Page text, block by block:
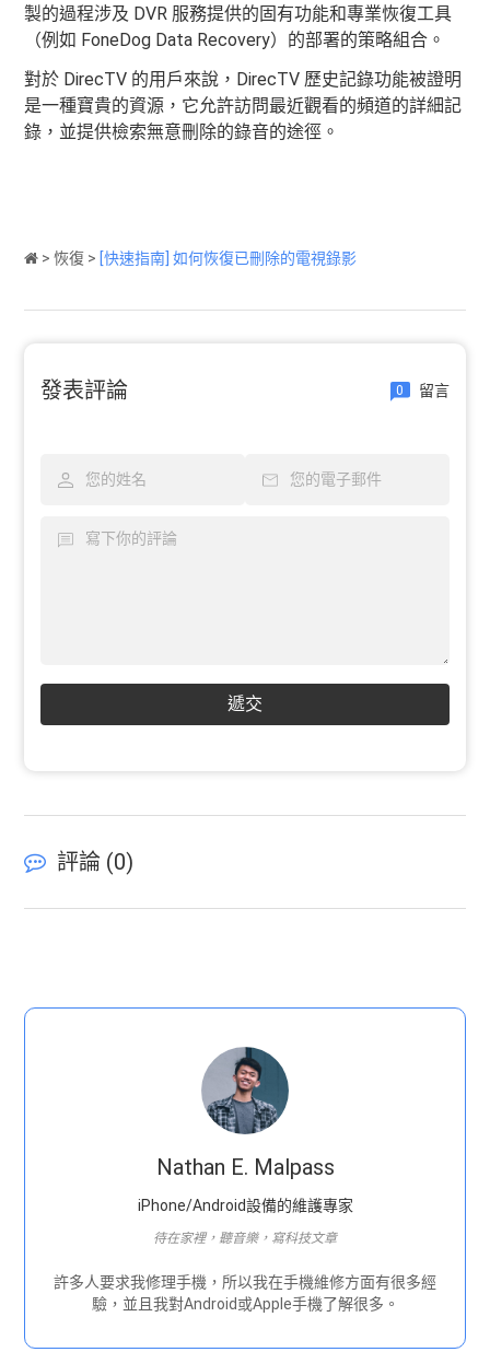
製的過程涉及 DVR 服務提供的固有功能和專業恢復工具
（例如 FoneDog Data Recovery）的部署的策略組合。
對於 DirecTV 的用戶來說，DirecTV 歷史記錄功能被證明
是一種寶貴的資源，它允許訪問最近觀看的頻道的詳細記
錄，並提供檢索無意刪除的錄音的途徑。
>恢復 > [快速指南] 如何恢復已刪除的電視錄影
發表評論 0 留言
遞交
評論 (0)
Nathan E. Malpass
iPhone/Android設備的維護專家
待在家裡，聽音樂，寫科技文章
許多人要求我修理手機，所以我在手機維修方面有很多經
驗，並且我對Android或Apple手機了解很多。